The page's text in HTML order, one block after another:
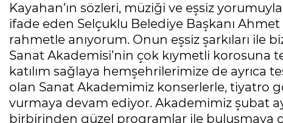
Kayahan’ın sözleri, müziği ve eşsiz
ifade eden Selçuklu Belediye Başkanı Ahmet
rahmetle anıyorum. Onun eşsiz şarkıları ile
Sanat Akademisi’nin çok kıymetli korosuna
katılım sağlaya hemşehrilerimize de ayrıca
olan Sanat Akademimiz konserlerle, tiyatro
vurmaya devam ediyor. Akademimiz şubat
birbirinden güzel programlar ile buluşmaya